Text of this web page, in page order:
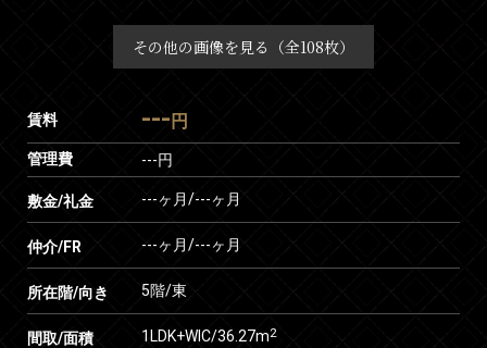
その他の画像を見る（全108枚）
賃料 --- 円
管理費 ---円
敷金/礼金 ---ヶ月/---ヶ月
仲介/FR ---ヶ月/---ヶ月
所在階/向き 5階/東
間取/面積 1LDK+WIC/36.27m2